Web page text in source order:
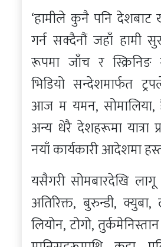
‘हामीले कुनै पनि
गर्न सक्दैनौं जहाँ हामी
रूपमा जाँच र स्क्रिनिङ
भिडियो सन्देशमार्फत
आज म यमन, सोमालिया,
अन्य धेरै देशहरूमा यात्रा
नयाँ कार्यकारी आदेशमा
यसैगरी सोमबारदेखि लागू
अतिरिक्त, बुरुन्डी,
लियोन, टोगो,